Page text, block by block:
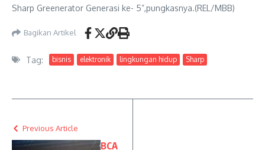
Sharp Greenerator Generasi ke- 5”,pungkasnya.(REL/MBB)
Bagikan Artikel
Tag: bisnis elektronik lingkungan hidup Sharp
Previous Article
BCA